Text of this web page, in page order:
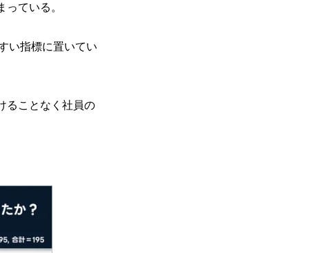
ている。
い指標に置いてい
ることなく社員の